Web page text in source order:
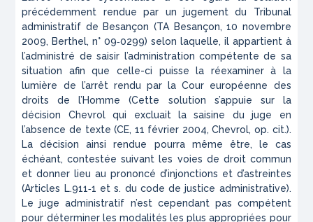
précédemment rendue par un jugement du Tribunal
administratif de Besançon (TA Besançon, 10 novembre
2009, Berthel, n° 09‑0299) selon laquelle, il appartient à
l’administré de saisir l’administration compétente de sa
situation afin que celle-ci puisse la réexaminer à la
lumière de l’arrêt rendu par la Cour européenne des
droits de l’Homme (Cette solution s’appuie sur la
décision Chevrolqui excluait la saisine du juge en
l’absence de texte (CE, 11 février 2004,Chevrol,op. cit.).
La décision ainsi rendue pourra même être, le cas
échéant, contestée suivant les voies de droit commun
et donner lieu au prononcé d’injonctions et d’astreintes
(Articles L.911‑1 et s. du code de justice administrative).
Le juge administratif n’est cependant pas compétent
pour déterminer les modalités les plus appropriées pour